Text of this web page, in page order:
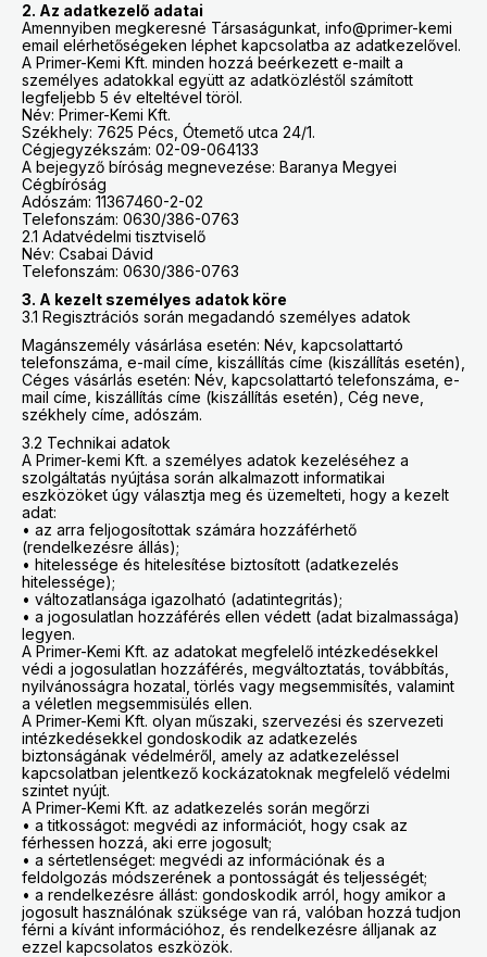
2. Az adatkezelő adatai
Amennyiben megkeresné Társaságunkat, info@primer-kemi
email elérhetőségeken léphet kapcsolatba az adatkezelővel.
A Primer-Kemi Kft. minden hozzá beérkezett e-mailt a
személyes adatokkal együtt az adatközléstől számított
legfeljebb 5 év elteltével töröl.
Név: Primer-Kemi Kft.
Székhely: 7625 Pécs, Ótemető utca 24/1.
Cégjegyzékszám: 02-09-064133
A bejegyző bíróság megnevezése: Baranya Megyei
Cégbíróság
Adószám: 11367460-2-02
Telefonszám: 0630/386-0763
2.1 Adatvédelmi tisztviselő
Név: Csabai Dávid
Telefonszám: 0630/386-0763
3. A kezelt személyes adatok köre
3.1 Regisztrációs során megadandó személyes adatok
Magánszemély vásárlása esetén: Név, kapcsolattartó
telefonszáma, e-mail címe, kiszállítás címe (kiszállítás esetén),
Céges vásárlás esetén: Név, kapcsolattartó telefonszáma, e-
mail címe, kiszállítás címe (kiszállítás esetén), Cég neve,
székhely címe, adószám.
3.2 Technikai adatok
A Primer-kemi Kft. a személyes adatok kezeléséhez a
szolgáltatás nyújtása során alkalmazott informatikai
eszközöket úgy választja meg és üzemelteti, hogy a kezelt
adat:
• az arra feljogosítottak számára hozzáférhető
(rendelkezésre állás);
• hitelessége és hitelesítése biztosított (adatkezelés
hitelessége);
• változatlansága igazolható (adatintegritás);
• a jogosulatlan hozzáférés ellen védett (adat bizalmassága)
legyen.
A Primer-Kemi Kft. az adatokat megfelelő intézkedésekkel
védi a jogosulatlan hozzáférés, megváltoztatás, továbbítás,
nyilvánosságra hozatal, törlés vagy megsemmisítés, valamint
a véletlen megsemmisülés ellen.
A Primer-Kemi Kft. olyan műszaki, szervezési és szervezeti
intézkedésekkel gondoskodik az adatkezelés
biztonságának védelméről, amely az adatkezeléssel
kapcsolatban jelentkező kockázatoknak megfelelő védelmi
szintet nyújt.
A Primer-Kemi Kft. az adatkezelés során megőrzi
• a titkosságot: megvédi az információt, hogy csak az
férhessen hozzá, aki erre jogosult;
• a sértetlenséget: megvédi az információnak és a
feldolgozás módszerének a pontosságát és teljességét;
• a rendelkezésre állást: gondoskodik arról, hogy amikor a
jogosult használónak szüksége van rá, valóban hozzá tudjon
férni a kívánt információhoz, és rendelkezésre álljanak az
ezzel kapcsolatos eszközök.